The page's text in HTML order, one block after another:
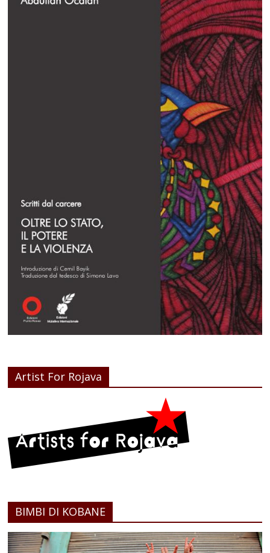
Artist For Rojava
BIMBI DI KOBANE